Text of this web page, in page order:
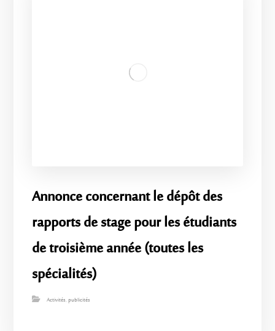
Annonce concernant le dépôt des
rapports de stage pour les étudiants
de troisième année (toutes les
spécialités)
Activités,publicités